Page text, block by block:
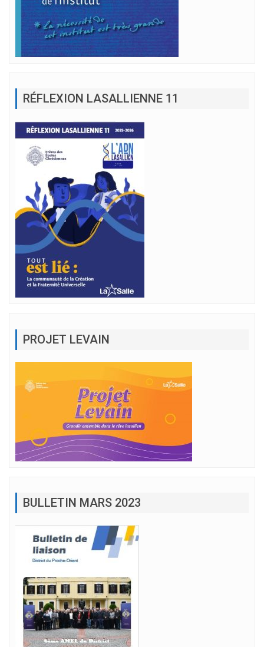
RÉFLEXION LASALLIENNE 11
PROJET LEVAIN
BULLETIN MARS 2023